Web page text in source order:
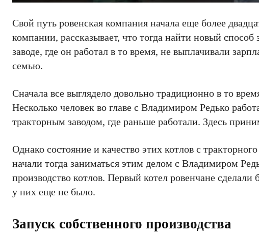
Свой путь ровенская компания начала еще более
компании, рассказывает, что тогда найти новый
заводе, где он работал в то время, не выплачивали
семью.
Сначала все выглядело довольно традиционно в то
Несколько человек во главе с Владимиром Редько
тракторным заводом, где раньше работали. Здесь
Однако состояние и качество этих котлов с
начали тогда заниматься этим делом с Владимиром
производство котлов. Первый котел ровенчане
у них еще не было.
Запуск собственного производства